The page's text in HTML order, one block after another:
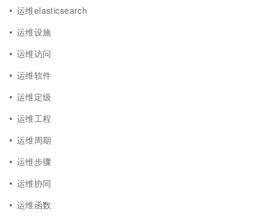
运维elasticsearch
运维设施
运维访问
运维软件
运维定级
运维工程
运维周期
运维步骤
运维协同
运维函数